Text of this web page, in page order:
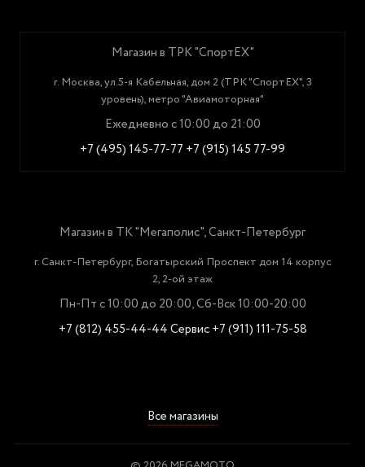
Магазин в ТРК "СпортЕХ"
г. Москва, ул.5-я Кабельная, дом 2 (ТРК "СпортЕХ", 3
уровень), метро "Авиамоторная"
Ежедневно с 10:00 до 21:00
+7 (495) 145-77-77 +7 (915) 145 77-99
Магазин в ТК "Мегаполис", Санкт-Петербург
г. Санкт-Петербург, Богатырский Проспект дом 14 корпус
2, 2-ой этаж
Пн-Пт с 10:00 до 20:00, Сб-Вск 10:00-20:00
+7 (812) 455-44-44Сервис +7 (911) 111-75-58
Все магазины